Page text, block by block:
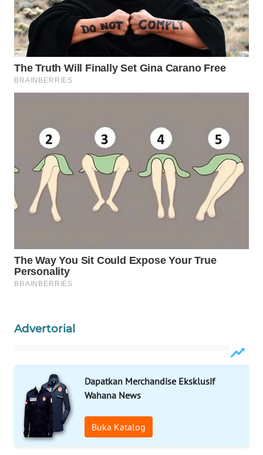
Advertorial
Dapatkan Merchandise Eksklusif
Wahana News
Buka Katalog
INFRASTRUKTUR
WAHANA
KONSUMEN
WAHANA
LISTRIK
TRAVEL
WAHANA
TV
WAHANANEWS
CO ID
WAHANA
UMKM
WAHANA
SELEB